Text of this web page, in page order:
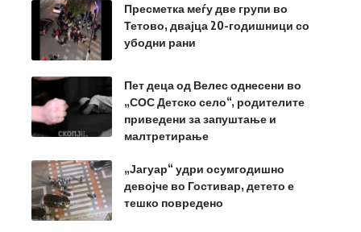
Пресметка меѓу две групи во
Тетово, двајца 20-годишници со
убодни рани
Пет деца од Велес однесени во
„СОС Детско село“, родителите
приведени за запуштање и
малтретирање
„Јагуар“ удри осумгодишно
девојче во Гостивар, детето е
тешко повредено